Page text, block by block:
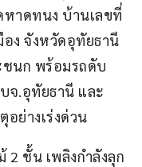
าดทนง บ้านเลขที่
ง จังหวัดอุทัยธานี
ชนก พร้อมรถดับ
จ.อุทัยธานี และ
อย่างเร่งด่วน
2 ชั้น เพลิงกำลังลุก